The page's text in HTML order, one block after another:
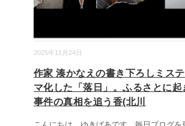
2025年11月24日
作家 湊かなえの書き下ろしミス
マ化した「落日」。ふるさとに起
事件の真相を追う香(北川